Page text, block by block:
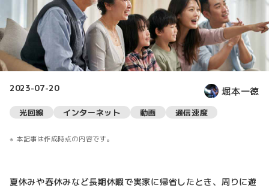
2023-07-20 堀本一徳
光回線 インターネット 動画 通信速度
本記事は作成時点の内容です。
夏休みや春休みなど長期休暇で実家に帰省したとき、周りに遊